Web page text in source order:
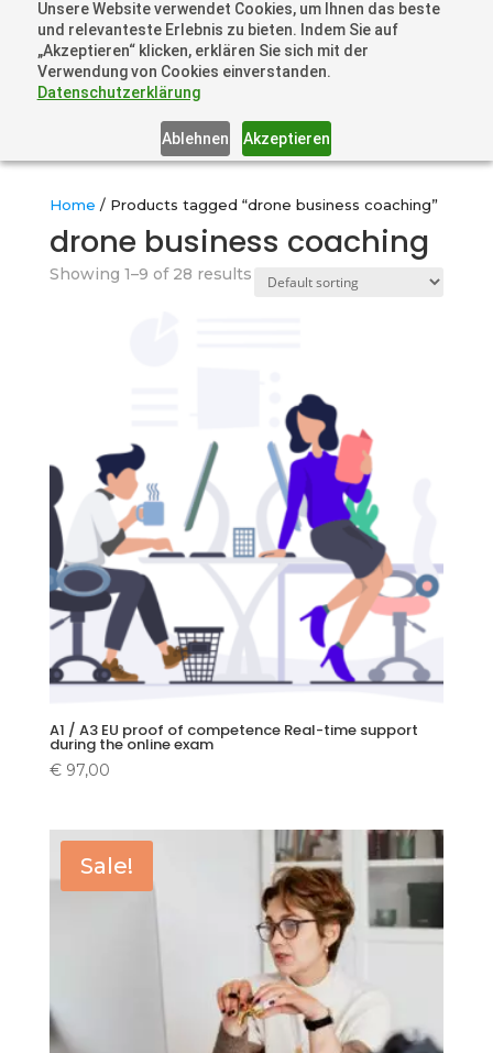
Unsere Website verwendet Cookies, um Ihnen das beste
und relevanteste Erlebnis zu bieten. Indem Sie auf
„Akzeptieren“ klicken, erklären Sie sich mit der
Verwendung von Cookies einverstanden.
Datenschutzerklärung
Ablehnen Akzeptieren
+41 44505 6667 oder +49 157 3598 0006
info@dronelions.academy
Home / Products tagged “drone business coaching”
drone business coaching
Showing 1–9 of 28 results
A1 / A3 EU proof of competence Real-time support
during the online exam
€97,00
Sale!